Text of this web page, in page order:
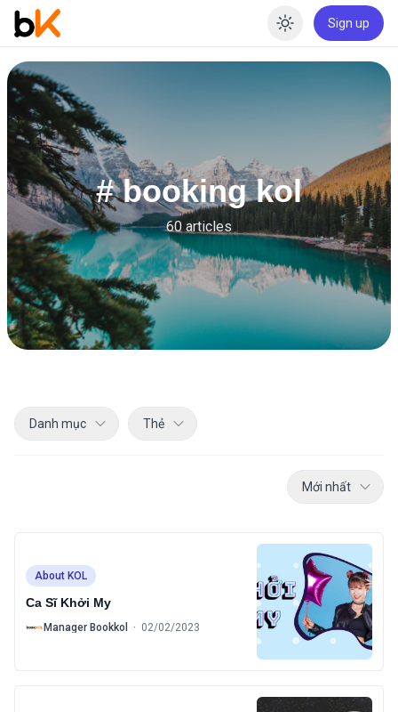
Enable
Sign up
# booking kol
60 articles
Danh mục Thẻ
Mới nhất
About KOL
Ca Sĩ Khởi My
B Manager Bookkol · 02/02/2023